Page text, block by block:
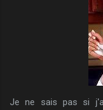
Je ne sais pas si